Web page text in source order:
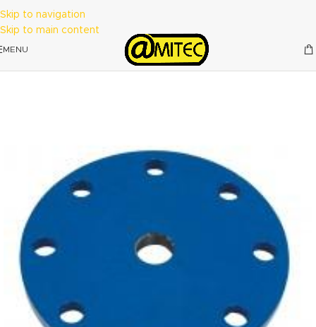
Skip to navigation
Skip to main content
MENU